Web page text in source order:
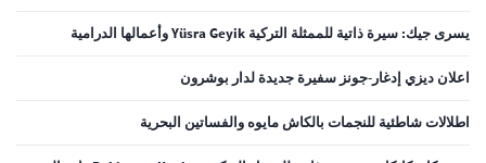
يسرى جيك: سيرة ذاتية للممثلة التركية Yüsra Geyik وأعمالها الدرامية
اعلان ديزي إدغار-جونز سفيرة جديدة لدار بوشرون
اطلالات شاطئية للنجمات بالكاش مايوه والفساتين البحرية